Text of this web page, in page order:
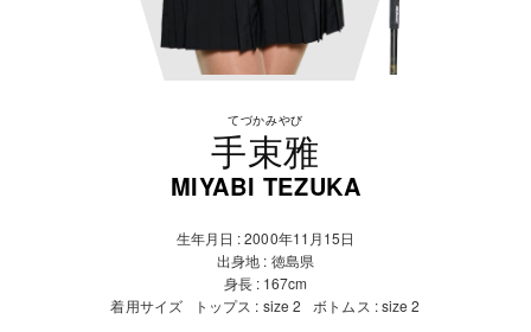
てづかみやび
手束雅
MIYABI TEZUKA
生年月日 : 2000年11月15日
出身地 : 徳島県
身長 : 167cm
着用サイズ
トップス : size 2 ボトムス : size 2